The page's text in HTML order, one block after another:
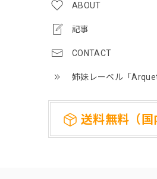
ABOUT
記事
CONTACT
姉妹レーベル「Arquet
送料無料（国